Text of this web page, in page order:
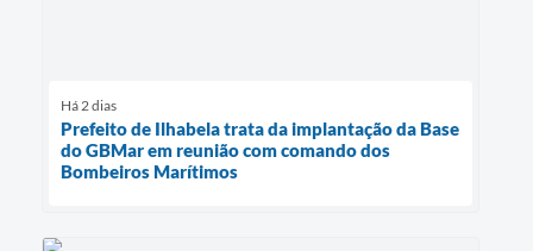
Há 2 dias
Prefeito de Ilhabela trata da implantação da Base
do GBMar em reunião com comando dos
Bombeiros Marítimos